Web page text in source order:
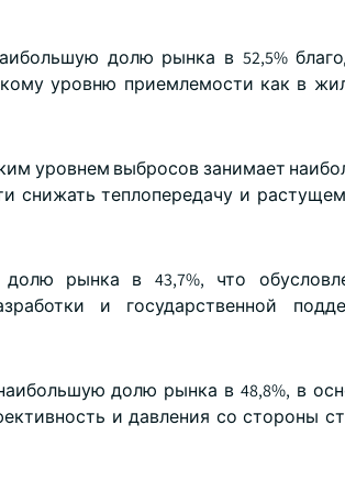
долю рынка в 52,5%
уровню приемлемости как в
уровнем выбросов занимает
снижать теплопередачу и
рынка в 43,7%, что
и государственной
долю рынка в 48,8%, в
и давления со стороны